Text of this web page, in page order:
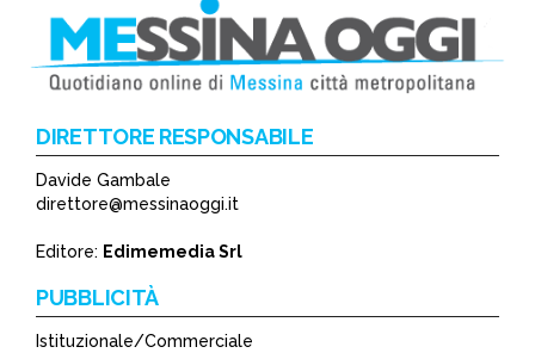
*
DIRETTORE RESPONSABILE
Davide Gambale
direttore@messinaoggi.it
Editore: Edimemedia Srl
PUBBLICITÀ
Istituzionale/Commerciale